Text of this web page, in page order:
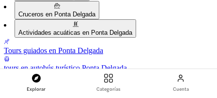
Explorar Categorías Cuenta
Cruceros en Ponta Delgada
Actividades acuáticas en Ponta Delgada
Tours guiados en Ponta Delgada
tours en autobús turístico Ponta Delgada
Excursiones de un día desde Ponta Delgada
Ver todas las experiencias